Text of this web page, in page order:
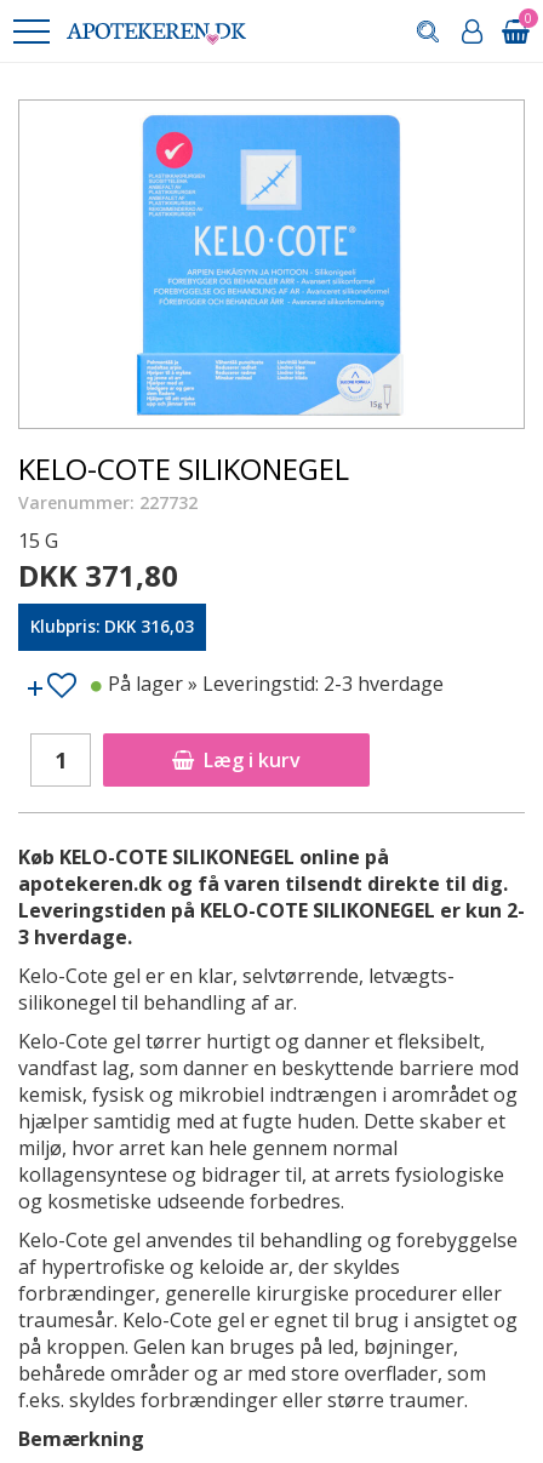
0
KELO-COTE SILIKONEGEL
Varenummer: 227732
15 G
DKK 371,80
Klubpris: DKK 316,03
Læg i kurv
På lager» Leveringstid: 2-3 hverdage
Køb KELO-COTE SILIKONEGEL online på
apotekeren.dk og få varen tilsendt direkte til dig.
Leveringstiden på KELO-COTE SILIKONEGEL er kun 2-
3 hverdage.
Kelo-Cote gel er en klar, selvtørrende, letvægts-
silikonegel til behandling af ar.
Kelo-Cote gel tørrer hurtigt og danner et fleksibelt,
vandfast lag, som danner en beskyttende barriere mod
kemisk, fysisk og mikrobiel indtrængen i arområdet og
hjælper samtidig med at fugte huden. Dette skaber et
miljø, hvor arret kan hele gennem normal
kollagensyntese og bidrager til, at arrets fysiologiske
og kosmetiske udseende forbedres.
Kelo-Cote gel anvendes til behandling og forebyggelse
af hypertrofiske og keloide ar, der skyldes
forbrændinger, generelle kirurgiske procedurer eller
traumesår. Kelo-Cote gel er egnet til brug i ansigtet og
på kroppen. Gelen kan bruges på led, bøjninger,
behårede områder og ar med store overflader, som
f.eks. skyldes forbrændinger eller større traumer.
Bemærkning